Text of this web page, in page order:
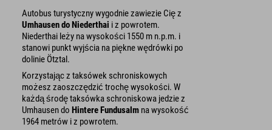
Autobus turystyczny wygodnie zawiezie Cię z
Umhausen do Niederthai i z powrotem.
Niederthai leży na wysokości 1550 m n.p.m. i
stanowi punkt wyjścia na piękne wędrówki po
dolinie Ötztal.
Korzystając z taksówek schroniskowych
możesz zaoszczędzić trochę wysokości. W
każdą środę taksówka schroniskowa jedzie z
Umhausen do Hintere Fundusalm na wysokość
1964 metrów i z powrotem.